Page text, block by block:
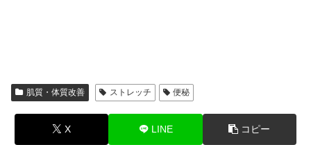
肌質・体質改善 ストレッチ 便秘
X LINE コピー